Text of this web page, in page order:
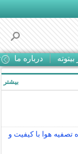
درباره ما
هوا با کیفیت و
بیشتر